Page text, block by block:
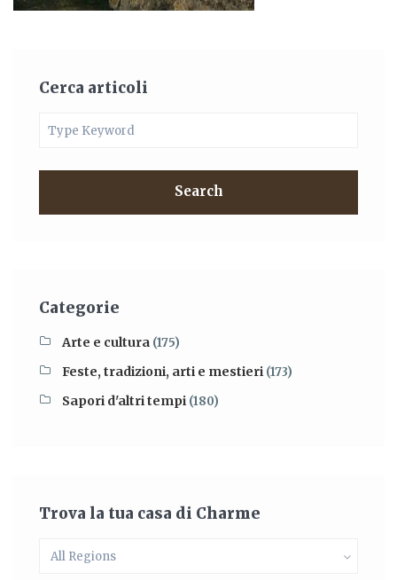
Cerca articoli
Search
Categorie
Arte e cultura (175)
Feste, tradizioni, arti e mestieri (173)
Sapori d'altri tempi (180)
Trova la tua casa di Charme
All Regions